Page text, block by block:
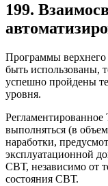
199.
Программы верхнего
быть использованы,
успешно пройдены
уровня.
выполняться (в
наработки,
эксплуатационной
СВТ, независимо от
состояния СВТ.